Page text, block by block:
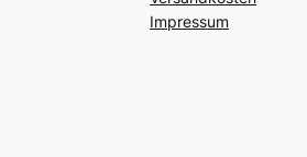
Impressum